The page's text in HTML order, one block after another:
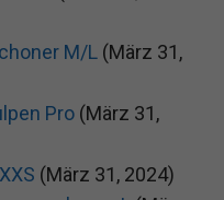
M/L (März 31,
Pro (März 31,
(März 31, 2024)